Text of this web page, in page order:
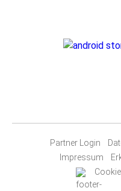
Partner Login
Impressum